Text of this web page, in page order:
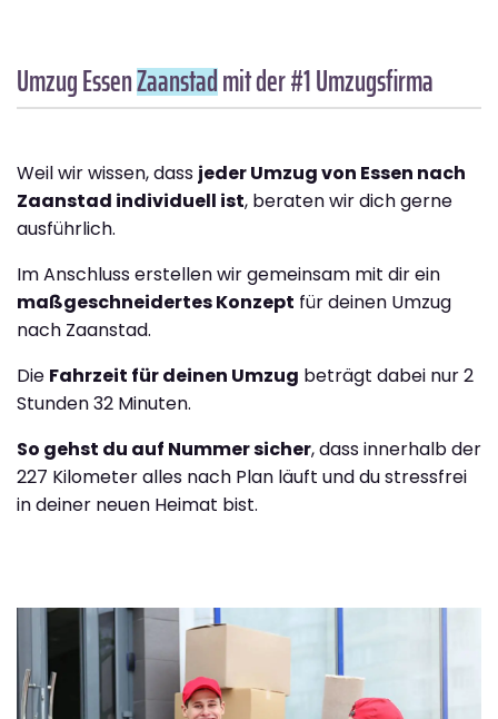
Umzug EssenZaanstadmit der #1 Umzugsfirma
Weil wir wissen, dass jeder Umzug von Essen nach
Zaanstad individuell ist, beraten wir dich gerne
ausführlich.
Im Anschluss erstellen wir gemeinsam mit dir ein
maßgeschneidertes Konzept für deinen Umzug
nach Zaanstad.
Die Fahrzeit für deinen Umzug beträgt dabei nur 2
Stunden 32 Minuten.
So gehst du auf Nummer sicher, dass innerhalb der
227 Kilometer alles nach Plan läuft und du stressfrei
in deiner neuen Heimat bist.